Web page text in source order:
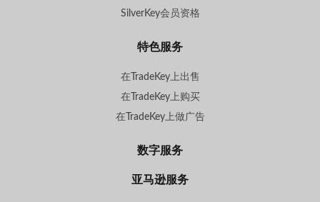
SilverKey会员资格
特色服务
在TradeKey上出售
在TradeKey上购买
在TradeKey上做广告
数字服务
亚马逊服务